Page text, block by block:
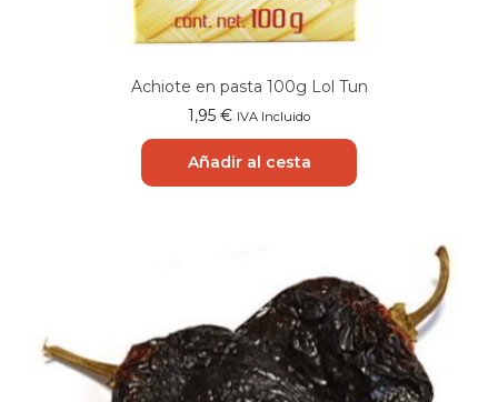
Achiote en pasta 100g Lol Tun
1,95 € IVA Incluido
Añadir al cesta